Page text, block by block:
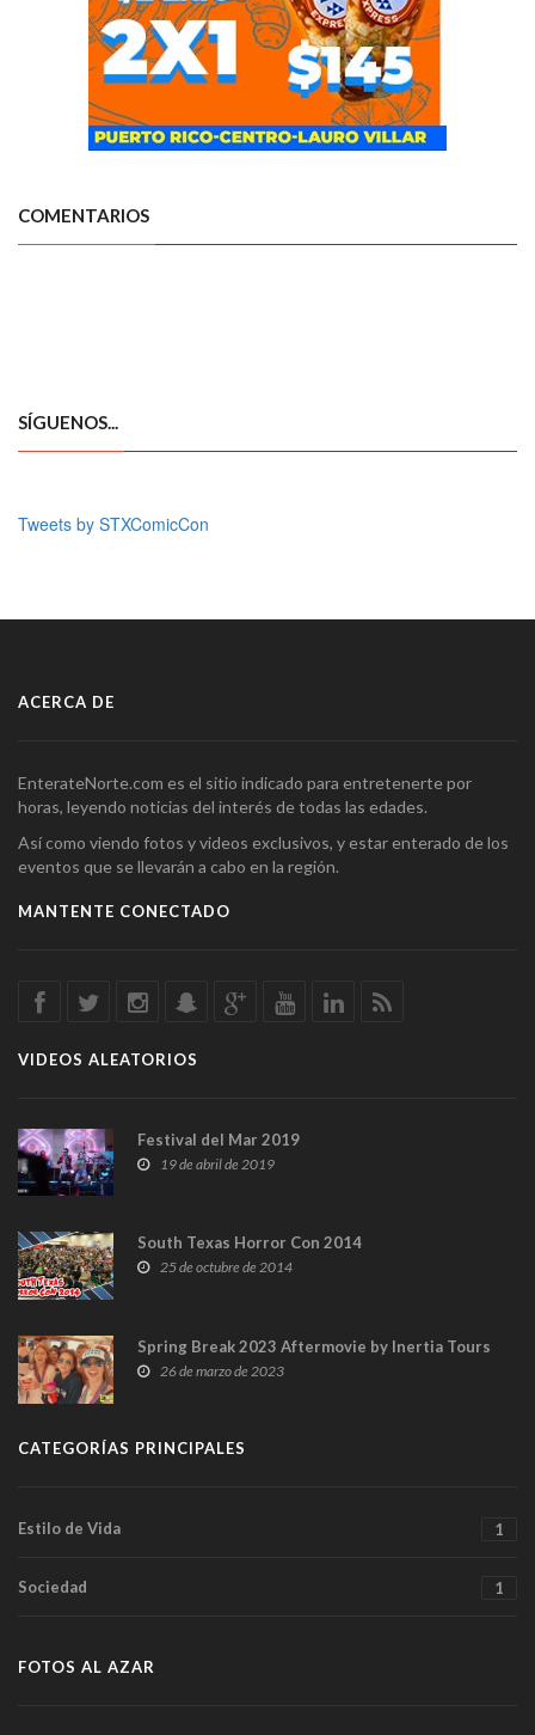
COMENTARIOS
SÍGUENOS...
Tweets by STXComicCon
ACERCA DE
EnterateNorte.com es el sitio indicado para entretenerte por
horas, leyendo noticias del interés de todas las edades.
Así como viendo fotos y videos exclusivos, y estar enterado de los
eventos que se llevarán a cabo en la región.
MANTENTE CONECTADO
VIDEOS ALEATORIOS
Festival del Mar 2019
19 de abril de 2019
South Texas Horror Con 2014
25 de octubre de 2014
Spring Break 2023 Aftermovie by Inertia Tours
26 de marzo de 2023
CATEGORÍAS PRINCIPALES
Estilo de Vida 1
Sociedad 1
FOTOS AL AZAR